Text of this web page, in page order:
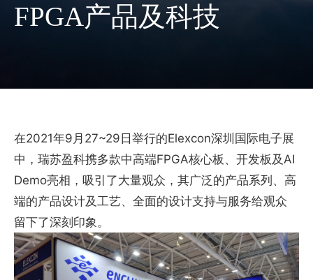
FPGA产品及科技
在2021年9月27~29日举行的Elexcon深圳国际电子展
中，瑞苏盈科携多款中高端FPGA核心板、开发板及AI
Demo亮相，吸引了大量观众，其广泛的产品系列、高
端的产品设计及工艺、全面的设计支持与服务给观众
留下了深刻印象。